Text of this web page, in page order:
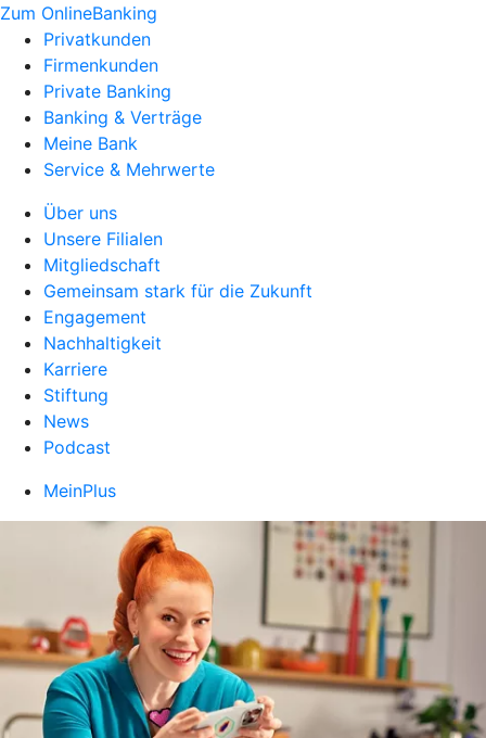
Zum OnlineBanking
Privatkunden
Firmenkunden
Private Banking
Banking & Verträge
Meine Bank
Service & Mehrwerte
Über uns
Unsere Filialen
Mitgliedschaft
Gemeinsam stark für die Zukunft
Engagement
Nachhaltigkeit
Karriere
Stiftung
News
Podcast
MeinPlus